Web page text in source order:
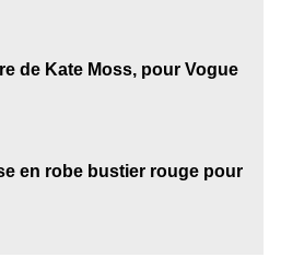
de Kate Moss, pour Vogue
en robe bustier rouge pour